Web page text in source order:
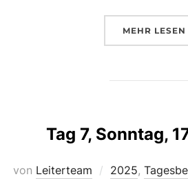
MEHR ÜBER
LESEN
Tag 7, Sonntag,
von Leiterteam 2025,